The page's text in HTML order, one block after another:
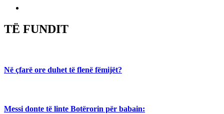
TË FUNDIT
Në çfarë ore duhet të flenë fëmijët?
Messi donte të linte Botërorin për babain: